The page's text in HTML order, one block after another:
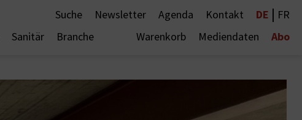
Suche Newsletter Agenda Kontakt DE | FR
Sanitär Branche Warenkorb Mediendaten Abo